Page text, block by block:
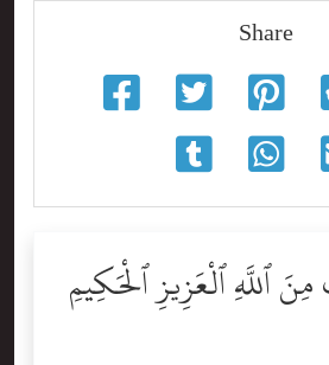
Share
ٱللَّهِ ٱلْعَزِيزِ ٱلْحَكِيمِ